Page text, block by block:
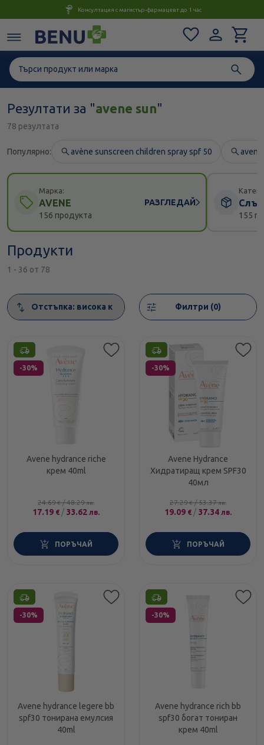
Консултация с магистър-фармацевт до 1 час
Резултати за "avene sun"
78 резултата
Популярно: avène sunscreen children spray spf 50
Марка:
AVENE
156 продукта
РАЗГЛЕДАЙ
155
Продукти
1 - 36 от 78
Сортирай
Филтри (0)
Етикети
-30%
Avene hydrance riche
крем 40ml
24.69€ / 48.29лв.
17.19 € / 33.62 лв.
ПОРЪЧАЙ
Етикети
-30%
Avene Hydrance
Хидратиращ крем SPF30
40мл
27.29€ / 53.37лв.
19.09 € / 37.34 лв.
ПОРЪЧАЙ
Етикети
-30%
Avene hydrance legere bb
spf30 тонирана емулсия
40ml
Етикети
-30%
Avene hydrance rich bb
spf30 богат тониран
крем 40ml